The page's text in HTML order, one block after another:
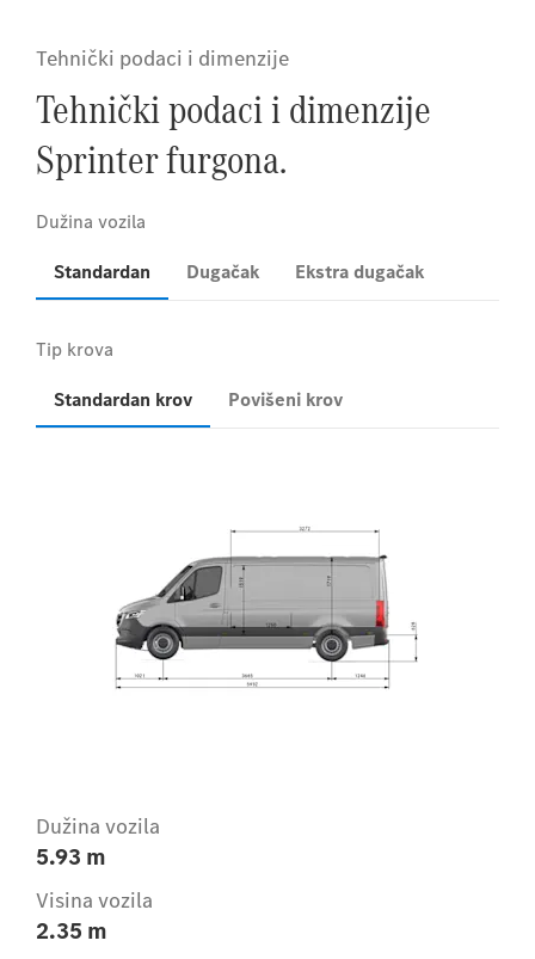
Tehnički podaci i dimenzije
Tehnički podaci i dimenzije
Sprinter furgona.
Standardan Dugačak Ekstra dugačak
Standardan krov Povišeni krov
Dužina vozila
5.93 m
Visina vozila
2.35 m